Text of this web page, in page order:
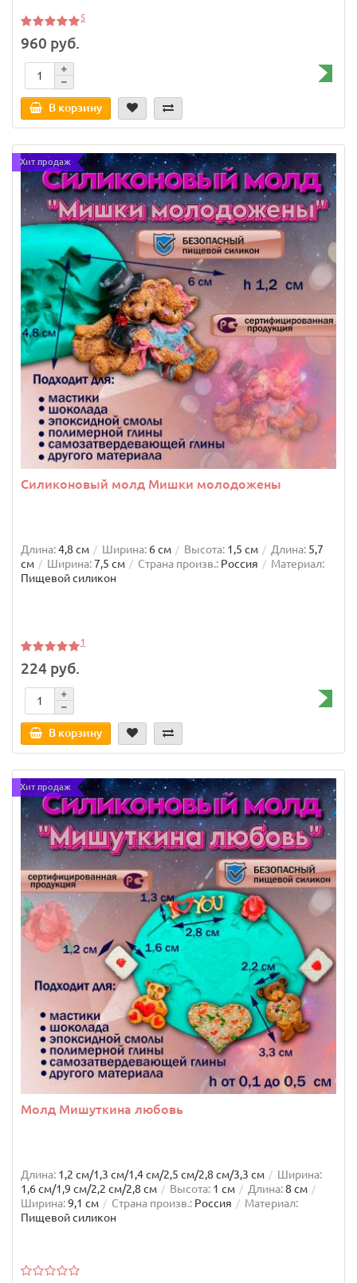
5
960 руб.
В корзину
Хит продаж
Силиконовый молд Мишки молодожены
Длина:4,8 см Ширина: 6 см Высота: 1,5 см Длина: 5,7
см
Ширина:7,5 см Страна произв.: Россия
Материал:
Пищевой силикон
1
224 руб.
В корзину
Хит продаж
Молд Мишуткина любовь
Длина: 1,2 см/1,3 см/1,4 см/2,5 см/2,8 см/3,3 см
Ширина:
1,6 см/1,9 см/2,2 см/2,8 см
Высота: 1 см Длина:8 см
Ширина:9,1 см Страна произв.: Россия
Материал:
Пищевой силикон